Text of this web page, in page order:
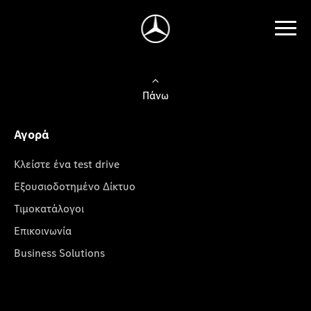
Πάνω
Αγορά
Κλείστε ένα test drive
Εξουσιοδοτημένο Δίκτυο
Τιμοκατάλογοι
Επικοινωνία
Business Solutions